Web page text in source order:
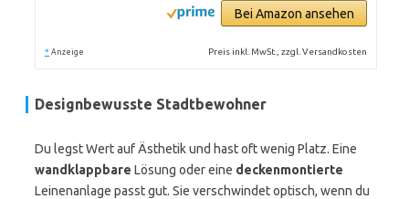
Bei Amazon ansehen
* Anzeige Preis inkl. MwSt., zzgl. Versandkosten
Designbewusste Stadtbewohner
Du legst Wert auf Ästhetik und hast oft wenig Platz. Eine
wandklappbare Lösung oder eine deckenmontierte
Leinenanlage passt gut. Sie verschwindet optisch, wenn du